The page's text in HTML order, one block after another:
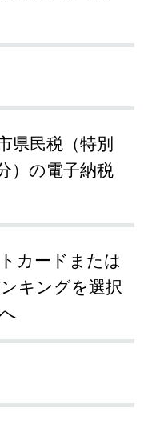
県民税（特別
）の電子納税
カードまたは
キングを選択